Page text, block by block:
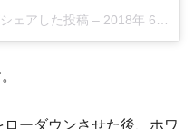
ェアした投稿 – 2018年 6月月3日午後9時59分PDT
ーダウンさせた後、ホワ